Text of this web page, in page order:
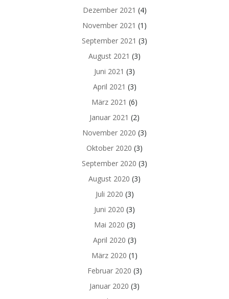
Dezember 2021 (4)
November 2021 (1)
September 2021 (3)
August 2021 (3)
Juni 2021 (3)
April 2021 (3)
März 2021 (6)
Januar 2021 (2)
November 2020 (3)
Oktober 2020 (3)
September 2020 (3)
August 2020 (3)
Juli 2020 (3)
Juni 2020 (3)
Mai 2020 (3)
April 2020 (3)
März 2020 (1)
Februar 2020 (3)
Januar 2020 (3)